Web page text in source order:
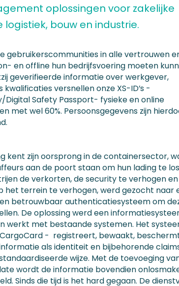
oplossingen voor zakelijke
logistiek, bouw en industrie.
gebruikerscommunities in alle vertrouwen
en offline hun bedrijfsvoering moeten
geverifieerde informatie over werkgever,
versnellen onze XS-ID’s -
Safety Passport- fysieke en online
met wel 60%. Persoonsgegevens zijn
kent zijn oorsprong in de containersector,
aan de poort staan om hun lading te
de verkorten, de security te verhogen
het terrein te verhogen, werd gezocht naar
betrouwbaar authenticatiesysteem om
De oplossing werd een
werkt met bestaande systemen. Het
- registreert, bewaakt,
als identiteit en bijbehorende
wijze. Met de toevoeging
wordt de informatie bovendien
Sinds die tijd is het hard gegaan. De